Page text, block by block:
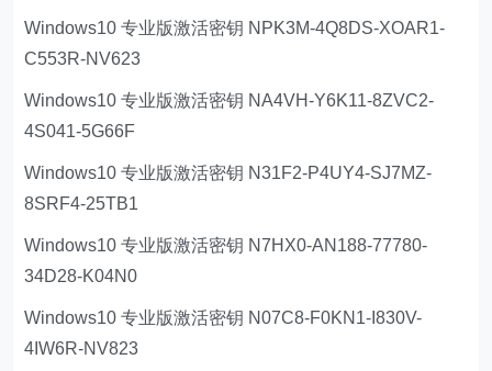
Windows10 专业版激活密钥 NPK3M-4Q8DS-XOAR1-
C553R-NV623
Windows10 专业版激活密钥 NA4VH-Y6K11-8ZVC2-
4S041-5G66F
Windows10 专业版激活密钥 N31F2-P4UY4-SJ7MZ-
8SRF4-25TB1
Windows10 专业版激活密钥 N7HX0-AN188-77780-
34D28-K04N0
Windows10 专业版激活密钥 N07C8-F0KN1-I830V-
4IW6R-NV823